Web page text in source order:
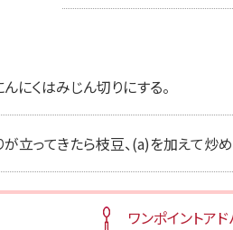
にくはみじん切りにする。
立ってきたら枝豆、(a)を加えて炒
ワンポイントア